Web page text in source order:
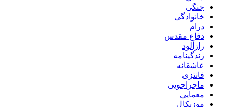
جنگی
خانوادگی
درام
دفاع مقدس
رازآلود
زندگینامه
عاشقانه
فانتزی
ماجراجویی
معمایی
موزیکال